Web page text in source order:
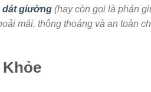
dát giường (hay còn gọi là phản
mái, thông thoáng và an toàn